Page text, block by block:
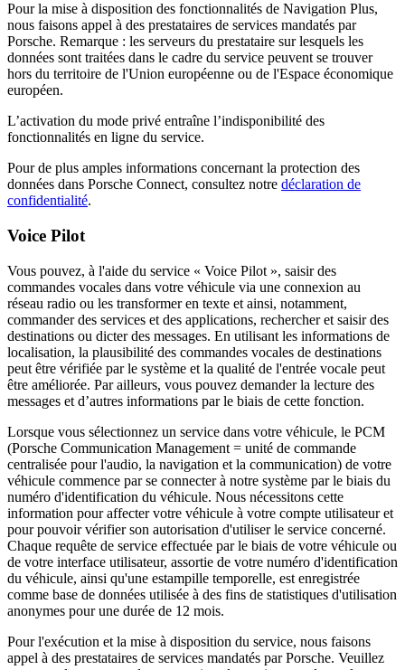
Pour la mise à disposition des fonctionnalités de Navigation Plus,
nous faisons appel à des prestataires de services mandatés par
Porsche. Remarque : les serveurs du prestataire sur lesquels les
données sont traitées dans le cadre du service peuvent se trouver
hors du territoire de l'Union européenne ou de l'Espace économique
européen.
L’activation du mode privé entraîne l’indisponibilité des
fonctionnalités en ligne du service.
Pour de plus amples informations concernant la protection des
données dans Porsche Connect, consultez notre déclaration de
confidentialité.
Voice Pilot
Vous pouvez, à l'aide du service « Voice Pilot », saisir des
commandes vocales dans votre véhicule via une connexion au
réseau radio ou les transformer en texte et ainsi, notamment,
commander des services et des applications, rechercher et saisir des
destinations ou dicter des messages. En utilisant les informations de
localisation, la plausibilité des commandes vocales de destinations
peut être vérifiée par le système et la qualité de l'entrée vocale peut
être améliorée. Par ailleurs, vous pouvez demander la lecture des
messages et d’autres informations par le biais de cette fonction.
Lorsque vous sélectionnez un service dans votre véhicule, le PCM
(Porsche Communication Management = unité de commande
centralisée pour l'audio, la navigation et la communication) de votre
véhicule commence par se connecter à notre système par le biais du
numéro d'identification du véhicule. Nous nécessitons cette
information pour affecter votre véhicule à votre compte utilisateur et
pour pouvoir vérifier son autorisation d'utiliser le service concerné.
Chaque requête de service effectuée par le biais de votre véhicule ou
de votre interface utilisateur, assortie de votre numéro d'identification
du véhicule, ainsi qu'une estampille temporelle, est enregistrée
comme base de données utilisée à des fins de statistiques d'utilisation
anonymes pour une durée de 12 mois.
Pour l'exécution et la mise à disposition du service, nous faisons
appel à des prestataires de services mandatés par Porsche. Veuillez